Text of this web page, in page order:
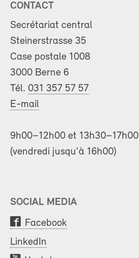
CONTACT
Secrétariat central
Steinerstrasse 35
Case postale 1008
3000 Berne 6
Tél. 031 357 57 57
E-mail
9h00–12h00 et 13h30–17h00
(vendredi jusqu'à 16h00)
SOCIAL MEDIA
Facebook
LinkedIn